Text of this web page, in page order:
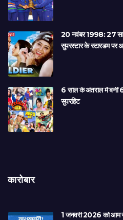
20 नवंबर 1998: 27 साल
सुपरस्टार के स्टारडम पर
6 साल के अंतराल में बनीं 6
सुपरहिट
कारोबार
1 जनवरी 2026 को आम